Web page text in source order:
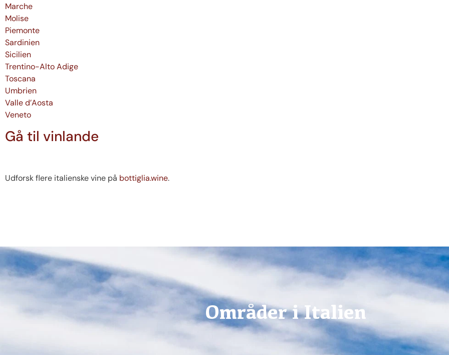
Marche
Molise
Piemonte
Sardinien
Sicilien
Trentino-Alto Adige
Toscana
Umbrien
Valle d’Aosta
Veneto
Gå til vinlande
Udforsk flere italienske vine på bottiglia.wine.
Områder i Italien